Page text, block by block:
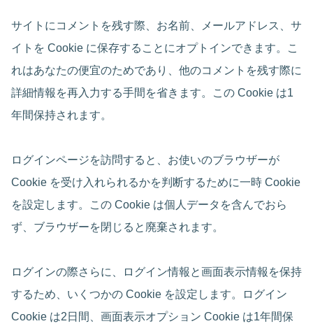
サイトにコメントを残す際、お名前、メールアドレス、サ
イトを Cookie に保存することにオプトインできます。こ
れはあなたの便宜のためであり、他のコメントを残す際に
詳細情報を再入力する手間を省きます。この Cookie は1
年間保持されます。
ログインページを訪問すると、お使いのブラウザーが
Cookie を受け入れられるかを判断するために一時 Cookie
を設定します。この Cookie は個人データを含んでおら
ず、ブラウザーを閉じると廃棄されます。
ログインの際さらに、ログイン情報と画面表示情報を保持
するため、いくつかの Cookie を設定します。ログイン
Cookie は2日間、画面表示オプション Cookie は1年間保